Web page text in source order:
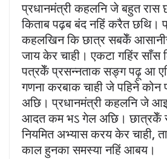
प्रधानमंत्री कहलनि जे बहुत रास
किताब पढ़ब बंद नहिं करैत छथि।
कहलखिन कि छात्र सबकेँ
जाय केर चाही। एकटा गहिंर साँस
पत्रकेँ प्रसन्नताक सङ्ग पढ़ू आ
गणना करबाक चाही जे पहिने कोन
अछि। प्रधानमंत्री कहलनि जे
आदत कम भऽ गेल अछि। छात्रकेँ
नियमित अभ्यास करय केर चाही,
काल हुनका समस्या नहिं आबय।